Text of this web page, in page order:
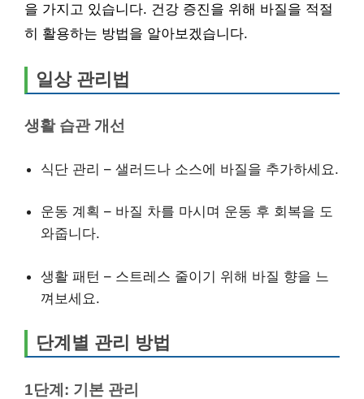
을 가지고 있습니다. 건강 증진을 위해 바질을 적절
히 활용하는 방법을 알아보겠습니다.
일상 관리법
생활 습관 개선
식단 관리 – 샐러드나 소스에 바질을 추가하세요.
운동 계획 – 바질 차를 마시며 운동 후 회복을 도
와줍니다.
생활 패턴 – 스트레스 줄이기 위해 바질 향을 느
껴보세요.
단계별 관리 방법
1단계: 기본 관리